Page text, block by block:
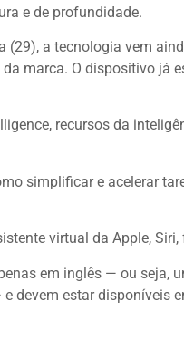
e de profundidade.
a tecnologia vem
marca. O dispositivo já
recursos da
simplificar e acelerar
virtual da Apple,
em inglês — ou seja,
devem estar disponíveis